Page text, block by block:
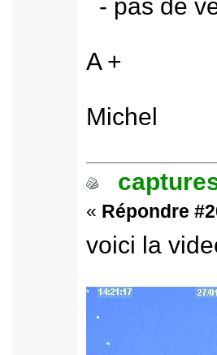
- pas de
A +
Michel
« Répondre
voici la